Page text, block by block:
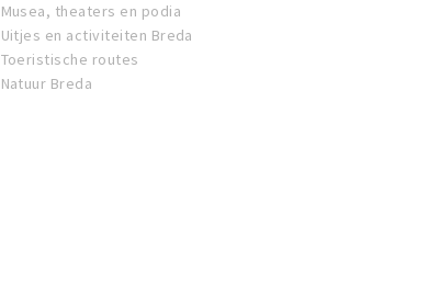
Musea, theaters en podia
Uitjes en activiteiten Breda
Toeristische routes
Natuur Breda